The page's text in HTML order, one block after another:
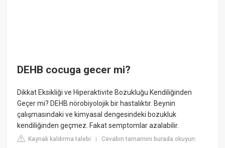
DEHB cocuga gecer mi?
Dikkat Eksikliği ve Hiperaktivite Bozukluğu Kendiliğinden
Geçer mi? DEHB nörobiyolojik bir hastalıktır. Beynin
çalışmasındaki ve kimyasal dengesindeki bozukluk
kendiliğinden geçmez. Fakat semptomlar azalabilir.
Kaynak kaldırma talebi |Cevabın tamamını burada okuyun: